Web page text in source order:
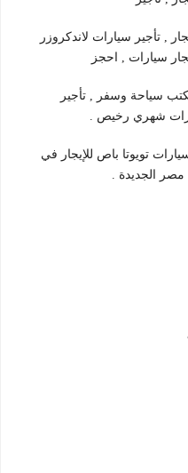
, تأجير سيارات لاندكروزر
سيارات , احجز
اون لاين , 28 يونيو 2012 , مكتب سياحة وسفر , تأجير
شهري رخيص .
تويوتا باص للإيجار في
مصر الجديدة .